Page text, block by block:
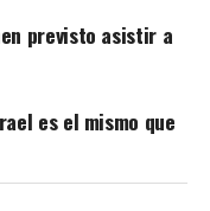
previsto asistir a
es el mismo que